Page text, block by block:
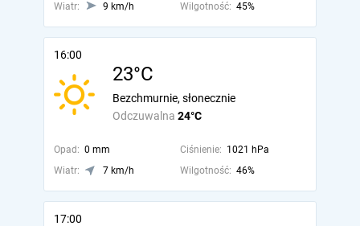
Wiatr:
9 km/h Wilgotność: 45%
16:00
23°C
Odczuwalna 24°C
Bezchmurnie, słonecznie
Opad: 0 mm Ciśnienie: 1021 hPa
Wiatr:
7 km/h Wilgotność: 46%
17:00